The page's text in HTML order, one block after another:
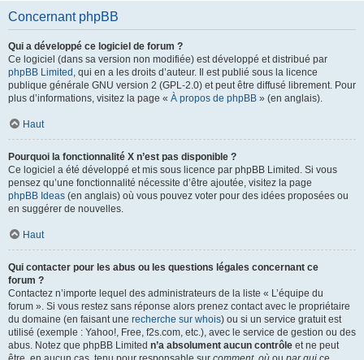
Concernant phpBB
Qui a développé ce logiciel de forum ?
Ce logiciel (dans sa version non modifiée) est développé et distribué par
phpBB Limited , qui en a les droits d’auteur. Il est publié sous la licence
publique générale GNU version 2 (GPL-2.0) et peut être diffusé librement. Pour
plus d’informations, visitez la page « À propos de phpBB » (en anglais).
Haut
Pourquoi la fonctionnalité X n’est pas disponible ?
Ce logiciel a été développé et mis sous licence par phpBB Limited. Si vous
pensez qu’une fonctionnalité nécessite d’être ajoutée, visitez la page
phpBB Ideas (en anglais) où vous pouvez voter pour des idées proposées ou
en suggérer de nouvelles.
Haut
Qui contacter pour les abus ou les questions légales concernant ce
forum ?
Contactez n’importe lequel des administrateurs de la liste « L’équipe du
forum ». Si vous restez sans réponse alors prenez contact avec le propriétaire
du domaine (en faisant une recherche sur whois) ou si un service gratuit est
utilisé (exemple : Yahoo!, Free, f2s.com, etc.), avec le service de gestion ou des
abus. Notez que phpBB Limited n’a absolument aucun contrôle et ne peut